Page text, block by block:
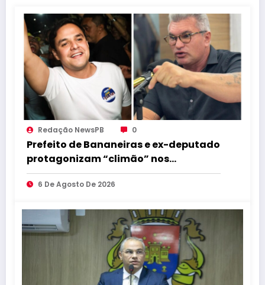
Redação NewsPB 0
Prefeito de Bananeiras e ex-deputado
protagonizam “climão” nos
bastidores da convenção de Lucas
6 De Agosto De 2026